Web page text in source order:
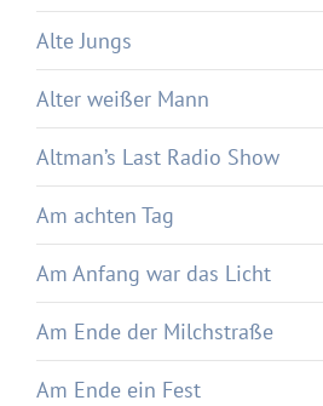
Alte Jungs
Alter weißer Mann
Altman’s Last Radio Show
Am achten Tag
Am Anfang war das Licht
Am Ende der Milchstraße
Am Ende ein Fest